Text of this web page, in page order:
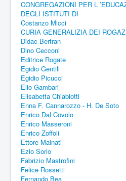
CONGREGAZIONI PER L
DEGLI ISTITUTI DI
Costanzo Micci
CURIA GENERALIZIA DEI
Didac Bertran
Dino Cecconi
Editrice Rogate
Egidio Gentili
Egidio Picucci
Elio Gambari
Elisabetta Chiablotti
Enna F. Cannarozzo - H. De Soto
Enrico Dal Covolo
Enrico Masseroni
Enrico Zoffoli
Ettore Malnati
Ezio Sorio
Fabrizio Mastrofini
Felice Rossetti
Fernando Bea